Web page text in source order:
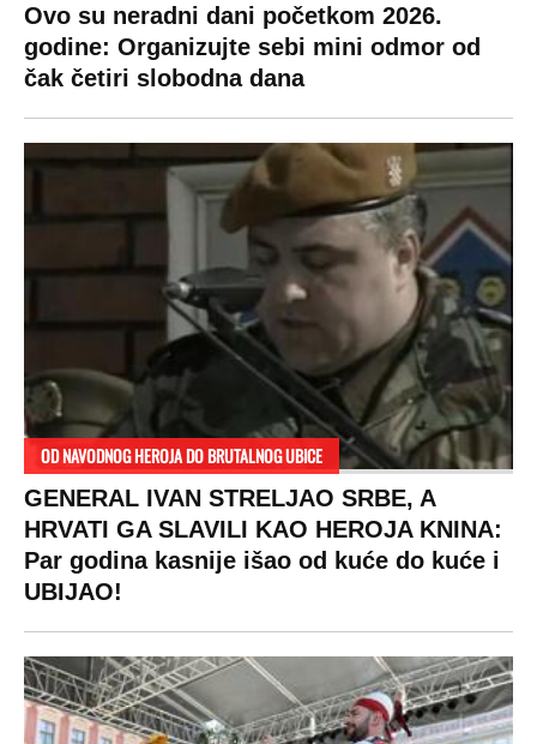
Ovo su neradni dani početkom 2026.
godine: Organizujte sebi mini odmor od
čak četiri slobodna dana
OD NAVODNOG HEROJA DO BRUTALNOG UBICE
GENERAL IVAN STRELJAO SRBE, A
HRVATI GA SLAVILI KAO HEROJA KNINA:
Par godina kasnije išao od kuće do kuće i
UBIJAO!